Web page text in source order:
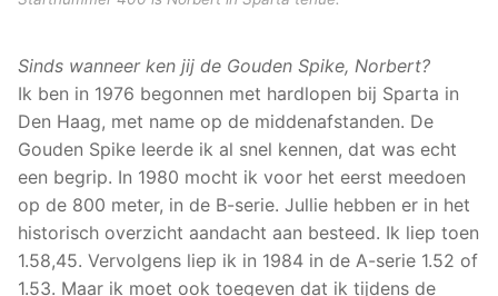
Sinds wanneer ken jij de Gouden Spike, Norbert?
Ik ben in 1976 begonnen met hardlopen bij Sparta in
Den Haag, met name op de middenafstanden. De
Gouden Spike leerde ik al snel kennen, dat was echt
een begrip. In 1980 mocht ik voor het eerst meedoen
op de 800 meter, in de B-serie. Jullie hebben er in het
historisch overzicht aandacht aan besteed. Ik liep toen
1.58,45. Vervolgens liep ik in 1984 in de A-serie 1.52 of
1.53. Maar ik moet ook toegeven dat ik tijdens de